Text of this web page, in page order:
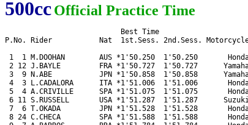
500ccOfficial Practice Time
                           Best Time
P.No. Rider           Nat  1st.Sess. 2nd.Sess. Motorcycle
1  1 M.DOOHAN        AUS *1'50.250  1'50.250       Honda
2 12 J.BAYLE         FRA *1'50.727  1'50.727      Yamaha
3  9 N.ABE           JPN *1'50.858  1'50.858      Yamaha
4  3 L.CADALORA      ITA *1'51.006  1'51.006       Honda
5  4 A.CRIVILLE      SPA *1'51.075  1'51.075       Honda
6 11 S.RUSSELL       USA *1'51.287  1'51.287
7  6 T.OKADA         JPN *1'51.528  1'51.528       Honda
8 24 C.CHECA         SPA *1'51.588  1'51.588       Honda